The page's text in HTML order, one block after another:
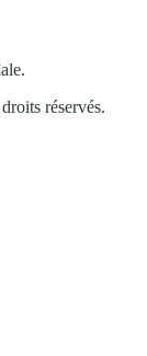
réservés.